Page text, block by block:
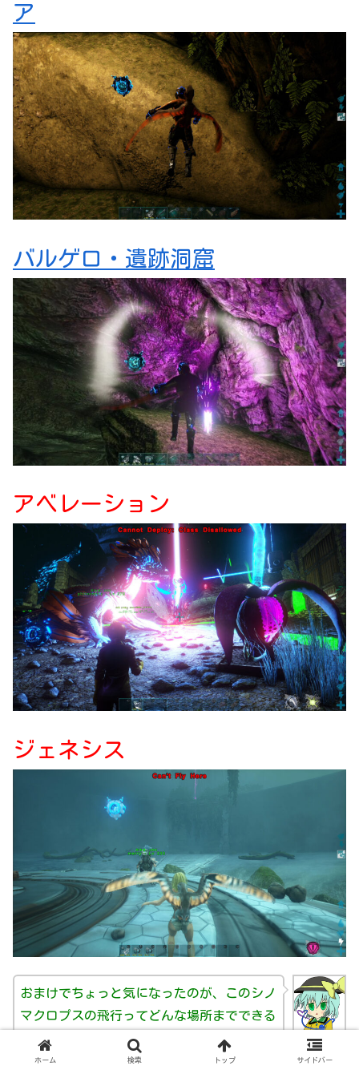
ア
バルゲロ・遺跡洞窟
アベレーション
ジェネシス
おまけでちょっと気になったのが、このシノ
マクロプスの飛行ってどんな場所までできる
のか気になったから色々な場所で実験してみ
たんだ！
ホーム 検索 トップ サイドバー